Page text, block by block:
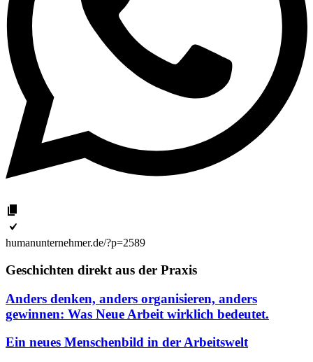
humanunternehmer.de/?p=2589
Geschichten direkt aus der Praxis
Anders denken, anders organisieren, anders
gewinnen: Was Neue Arbeit wirklich bedeutet.
Ein neues Menschenbild in der Arbeitswelt